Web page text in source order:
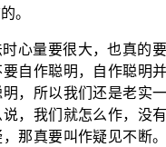
。
心量要很大，也真的
自作聪明，自作聪明
，所以我们还是老实
，我们就怎么作，没
那真要叫作疑见不断